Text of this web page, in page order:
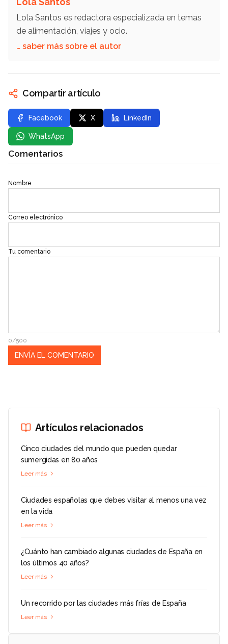
Lola Santos es redactora especializada en temas
de alimentación, viajes y ocio.
… saber más sobre el autor
Compartir artículo
Facebook X LinkedIn
WhatsApp
Comentarios
Nombre
Correo electrónico
Tu comentario
0/500
Artículos relacionados
Cinco ciudades del mundo que pueden quedar
sumergidas en 80 años
Leer más
Ciudades españolas que debes visitar al menos una vez
en la vida
Leer más
¿Cuánto han cambiado algunas ciudades de España en
los últimos 40 años?
Leer más
Un recorrido por las ciudades más frías de España
Leer más